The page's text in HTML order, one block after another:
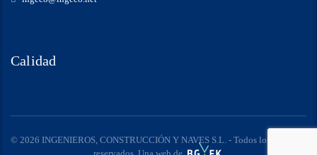
Calidad
© 2026 INGENIEROS, CONSTRUCCIÓN Y NAVES S.L. - Todos los derechos